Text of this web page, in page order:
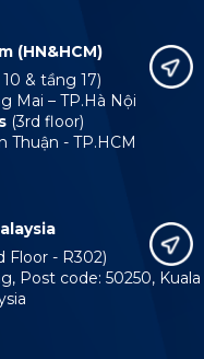
(HN&HCM)
& tầng 17)
Mai – TP.Hà Nội
(3rd floor)
Thuận - TP.HCM
Floor - R302)
Post code: 50250, Kuala